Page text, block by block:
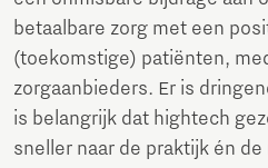
betaalbare zorg met een
(toekomstige) patiënten,
zorgaanbieders. Er is
is belangrijk dat hightech
sneller naar de praktijk én de